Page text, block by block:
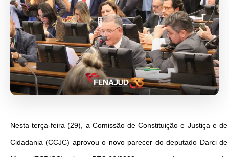
Nesta terça-feira (29), a Comissão de Constituição e Justiça e de
Cidadania (CCJC) aprovou o novo parecer do deputado Darci de